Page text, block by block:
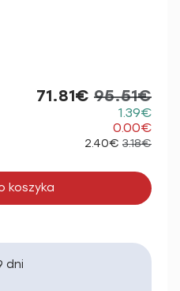
71.81€ 95.51€
1.39€
0.00€
2.40€ 3.18€
koszyka
dni